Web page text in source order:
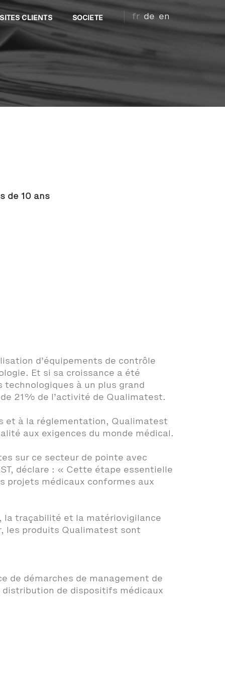
CLIENTS SOCIETE fr de en
de 10 ans
d’équipements de contrôle
Et si sa croissance a été
à un plus grand
21% de l’activité de Qualimatest.
et à la réglementation, Qualimatest
aux exigences du monde médical.
sur ce secteur de pointe avec
déclare : « Cette étape essentielle
projets médicaux conformes aux
la traçabilité et la matériovigilance
les produits Qualimatest sont
de démarches de management de
distribution de dispositifs médicaux